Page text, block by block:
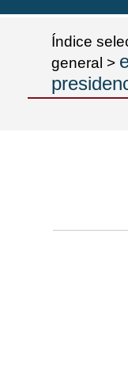
Índice
general >